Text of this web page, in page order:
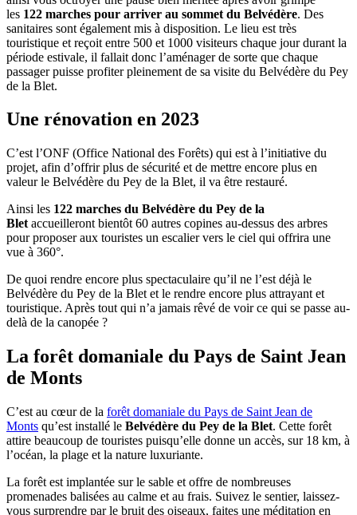
les 122 marches pour arriver au sommet du Belvédère. Des
sanitaires sont également mis à disposition. Le lieu est très
touristique et reçoit entre 500 et 1000 visiteurs chaque jour durant la
période estivale, il fallait donc l’aménager de sorte que chaque
passager puisse profiter pleinement de sa visite du Belvédère du Pey
de la Blet.
Une rénovation en 2023
C’est l’ONF (Office National des Forêts) qui est à l’initiative du
projet, afin d’offrir plus de sécurité et de mettre encore plus en
valeur le Belvédère du Pey de la Blet, il va être restauré.
Ainsi les 122 marches du Belvédère du Pey de la
Blet accueilleront bientôt 60 autres copines au-dessus des arbres
pour proposer aux touristes un escalier vers le ciel qui offrira une
vue à 360°.
De quoi rendre encore plus spectaculaire qu’il ne l’est déjà le
Belvédère du Pey de la Blet et le rendre encore plus attrayant et
touristique. Après tout qui n’a jamais rêvé de voir ce qui se passe au-
delà de la canopée ?
La forêt domaniale du Pays de Saint Jean
de Monts
C’est au cœur de la forêt domaniale du Pays de Saint Jean de
Monts qu’est installé le Belvédère du Pey de la Blet. Cette forêt
attire beaucoup de touristes puisqu’elle donne un accès, sur 18 km, à
l’océan, la plage et la nature luxuriante.
La forêt est implantée sur le sable et offre de nombreuses
promenades balisées au calme et au frais. Suivez le sentier, laissez-
vous surprendre par le bruit des oiseaux, faites une méditation en